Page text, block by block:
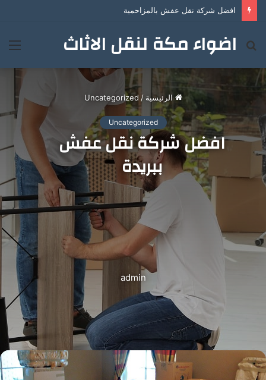
افضل شركة نقل عفش بالمزاحمية
اضواء مكة لنقل الاثاث
بحث
الرئيسية /
Uncategorized
Uncategorized
افضل شركة نقل عفش
ببريدة
admin